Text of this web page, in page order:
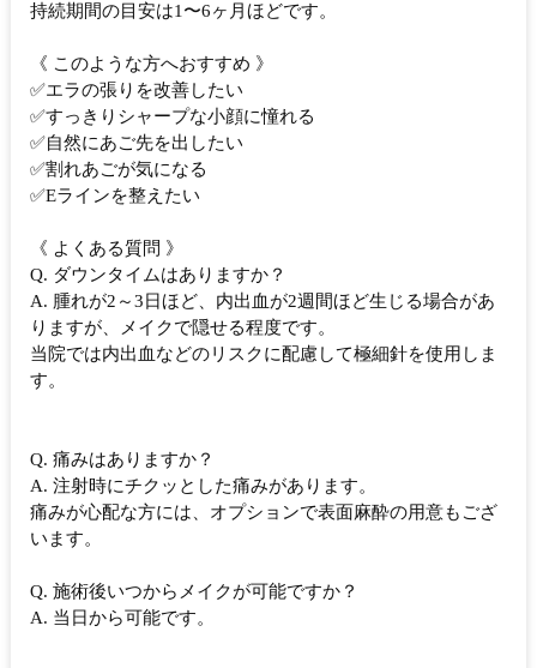
持続期間の目安は1〜6ヶ月ほどです。
《 このような方へおすすめ 》
✅エラの張りを改善したい
✅すっきりシャープな小顔に憧れる
✅自然にあご先を出したい
✅割れあごが気になる
✅Eラインを整えたい
《 よくある質問 》
Q. ダウンタイムはありますか？
A. 腫れが2～3日ほど、内出血が2週間ほど生じる場合があ
りますが、メイクで隠せる程度です。
当院では内出血などのリスクに配慮して極細針を使用しま
す。
Q. 痛みはありますか？
A. 注射時にチクッとした痛みがあります。
痛みが心配な方には、オプションで表面麻酔の用意もござ
います。
Q. 施術後いつからメイクが可能ですか？
A. 当日から可能です。